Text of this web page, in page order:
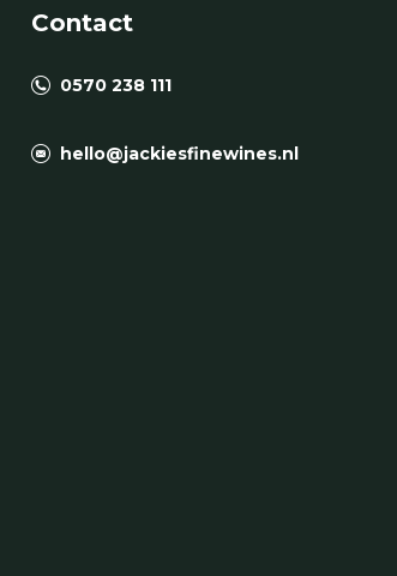
Contact
0570 238 111
hello@jackiesfinewines.nl